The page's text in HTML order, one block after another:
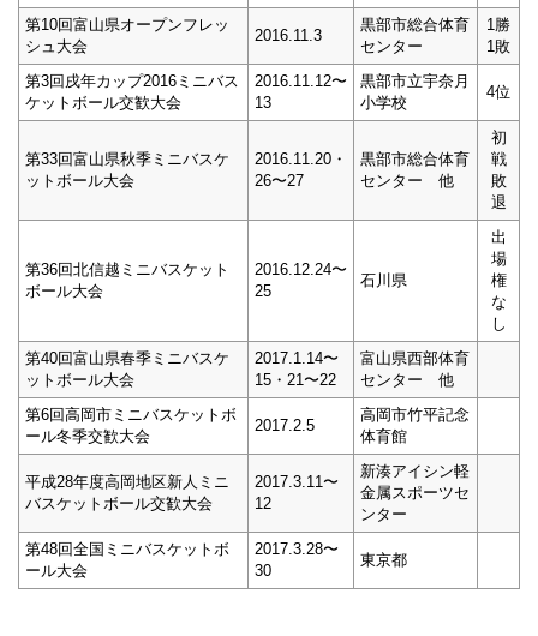
第10回富山県オープンフレッ
シュ大会
2016.11.3
黒部市総合体育
センター
1勝
1敗
第3回戌年カップ2016ミニバス
ケットボール交歓大会
2016.11.12〜
13
黒部市立宇奈月
小学校
4位
第33回富山県秋季ミニバスケ
ットボール大会
2016.11.20・
26〜27
黒部市総合体育
センター 他
初
戦
敗
退
第36回北信越ミニバスケット
ボール大会
2016.12.24〜
25
石川県
出
場
権
な
し
第40回富山県春季ミニバスケ
ットボール大会
2017.1.14〜
15・21〜22
富山県西部体育
センター 他
第6回高岡市ミニバスケットボ
ール冬季交歓大会
2017.2.5
高岡市竹平記念
体育館
平成28年度高岡地区新人ミニ
バスケットボール交歓大会
2017.3.11〜
12
新湊アイシン軽
金属スポーツセ
ンター
第48回全国ミニバスケットボ
ール大会
2017.3.28〜
30
東京都